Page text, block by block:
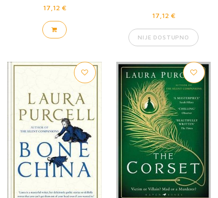
17,12 €
17,12 €
NIJE DOSTUPNO